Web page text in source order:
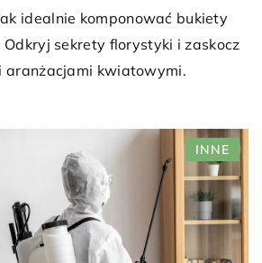
idealnie komponować bukiety
sekrety florystyki i zaskocz
aranżacjami kwiatowymi.
INNE